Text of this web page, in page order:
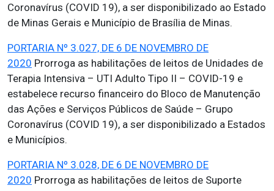
Coronavírus (COVID 19), a ser disponibilizado ao Estado
de Minas Gerais e Município de Brasília de Minas.
PORTARIA Nº 3.027, DE 6 DE NOVEMBRO DE
2020 Prorroga as habilitações de leitos de Unidades de
Terapia Intensiva – UTI Adulto Tipo II – COVID-19 e
estabelece recurso financeiro do Bloco de Manutenção
das Ações e Serviços Públicos de Saúde – Grupo
Coronavírus (COVID 19), a ser disponibilizado a Estados
e Municípios.
PORTARIA Nº 3.028, DE 6 DE NOVEMBRO DE
2020 Prorroga as habilitações de leitos de Suporte